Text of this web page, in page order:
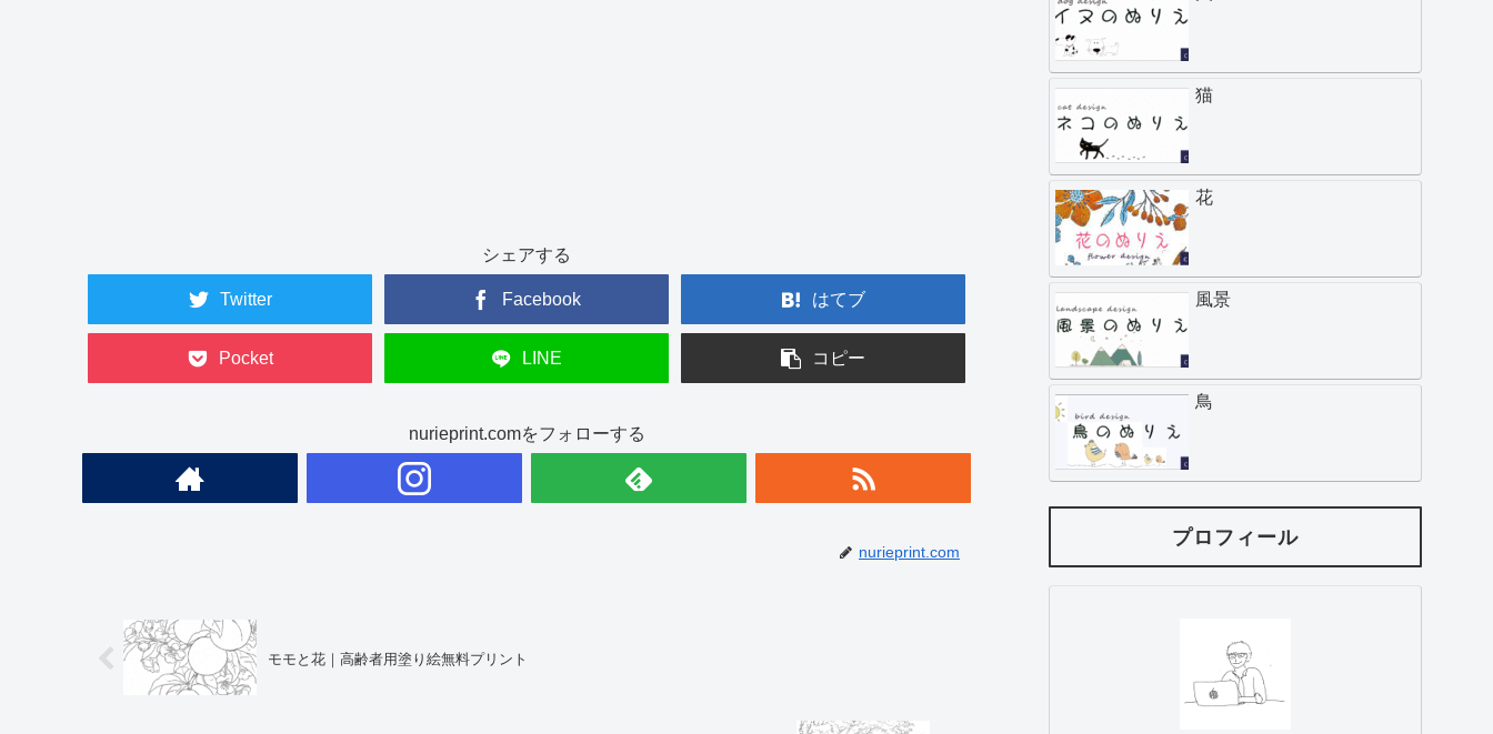
シェアする
Twitter Facebook はてブ
Pocket LINE コピー
nurieprint.comをフォローする
nurieprint.com
モモと花｜高齢者用塗り絵無料プリント
猫
花
風景
鳥
プロフィール